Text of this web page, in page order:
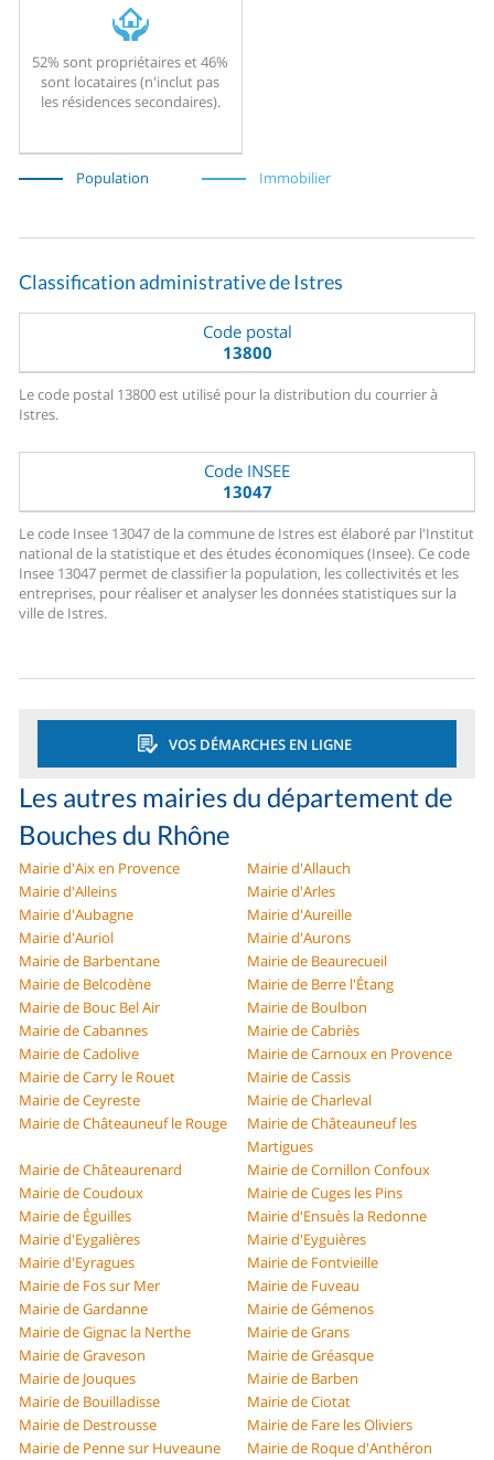
52% sont propriétaires et 46%
sont locataires (n'inclut pas
les résidences secondaires).
Population Immobilier
Classification administrative de Istres
Code postal
13800
Le code postal 13800 est utilisé pour la distribution du courrier à
Istres.
Code INSEE
13047
Le code Insee 13047 de la commune de Istres est élaboré par l'Institut
national de la statistique et des études économiques (Insee). Ce code
Insee 13047 permet de classifier la population, les collectivités et les
entreprises, pour réaliser et analyser les données statistiques sur la
ville de Istres.
VOS DÉMARCHES EN LIGNE
Les autres mairies du département de
Bouches du Rhône
Mairie d'Aix en Provence
Mairie d'Allauch
Mairie d'Alleins
Mairie d'Arles
Mairie d'Aubagne
Mairie d'Aureille
Mairie d'Auriol
Mairie d'Aurons
Mairie de Barbentane
Mairie de Beaurecueil
Mairie de Belcodène
Mairie de Berre l'Étang
Mairie de Bouc Bel Air
Mairie de Boulbon
Mairie de Cabannes
Mairie de Cabriès
Mairie de Cadolive
Mairie de Carnoux en Provence
Mairie de Carry le Rouet
Mairie de Cassis
Mairie de Ceyreste
Mairie de Charleval
Mairie de Châteauneuf le Rouge
Mairie de Châteauneuf les
Martigues
Mairie de Châteaurenard
Mairie de Cornillon Confoux
Mairie de Coudoux
Mairie de Cuges les Pins
Mairie de Éguilles
Mairie d'Ensuès la Redonne
Mairie d'Eygalières
Mairie d'Eyguières
Mairie d'Eyragues
Mairie de Fontvieille
Mairie de Fos sur Mer
Mairie de Fuveau
Mairie de Gardanne
Mairie de Gémenos
Mairie de Gignac la Nerthe
Mairie de Grans
Mairie de Graveson
Mairie de Gréasque
Mairie de Jouques
Mairie de Barben
Mairie de Bouilladisse
Mairie de Ciotat
Mairie de Destrousse
Mairie de Fare les Oliviers
Mairie de Penne sur Huveaune
Mairie de Roque d'Anthéron